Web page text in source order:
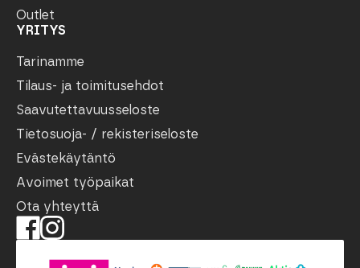
Outlet
YRITYS
Tarinamme
Tilaus- ja toimitusehdot
Saavutettavuusseloste
Tietosuoja- / rekisteriseloste
Evästekäytäntö
Avoimet työpaikat
Ota yhteyttä